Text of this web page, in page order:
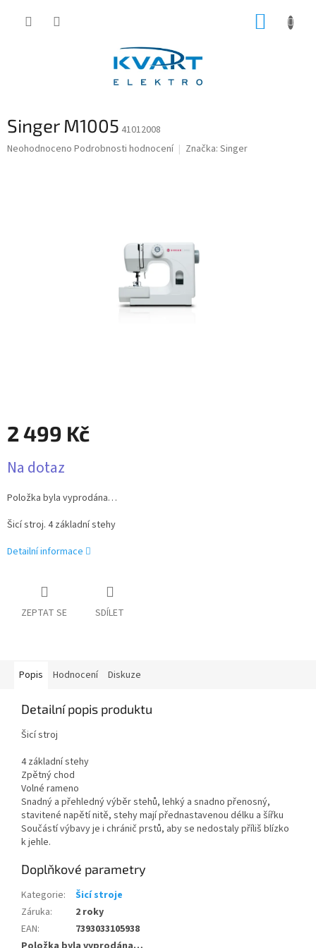
Singer M1005 41012008
Průměrné
Neohodnoceno Podrobnosti hodnocení Značka: Singer
2 499 Kč
cena:
Na dotaz
Položka byla vyprodána…
Šicí stroj. 4 základní stehy
Detailní informace
ZEPTAT SE SDÍLET
Popis Hodnocení Diskuze
Detailní popis produktu
Šicí stroj
4 základní stehy
Zpětný chod
Volné rameno
Snadný a přehledný výběr stehů, lehký a snadno přenosný,
stavitené napětí nitě, stehy mají přednastavenou délku a šířku
Součástí výbavy je i chránič prstů, aby se nedostaly příliš blízko
k jehle.
Doplňkové parametry
Kategorie:
Šicí stroje
Záruka:
2 roky
EAN:
7393033105938